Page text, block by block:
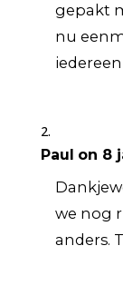
gepakt
nu
Paul on 8
we nog
anders.